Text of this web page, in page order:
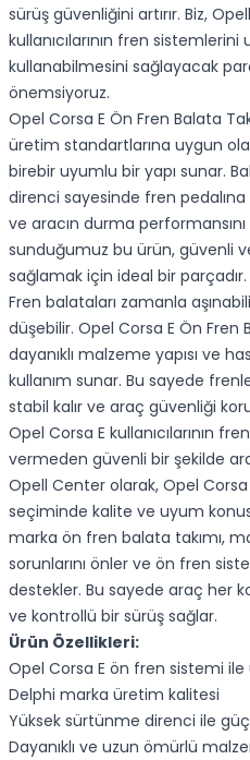
sürüş güvenliğini artırır. Biz,
kullanıcılarının fren
kullanabilmesini sağlayacak
önemsiyoruz.
Opel Corsa E Ön Fren Balata
üretim standartlarına uygun
birebir uyumlu bir yapı sunar.
direnci sayesinde fren
ve aracın durma
sunduğumuz bu ürün, güvenli
sağlamak için ideal bir parçadır.
Fren balataları zamanla
düşebilir. Opel Corsa E Ön Fren
dayanıklı malzeme yapısı ve
kullanım sunar. Bu sayede
stabil kalır ve araç güvenliği
Opel Corsa E kullanıcılarının
vermeden güvenli bir şekilde
Opell Center olarak, Opel
seçiminde kalite ve uyum
marka ön fren balata takımı,
sorunlarını önler ve ön fren
destekler. Bu sayede araç her
ve kontrollü bir sürüş sağlar.
Ürün Özellikleri:
Opel Corsa E ön fren sistemi ile
Delphi marka üretim kalitesi
Yüksek sürtünme direnci ile
Dayanıklı ve uzun ömürlü